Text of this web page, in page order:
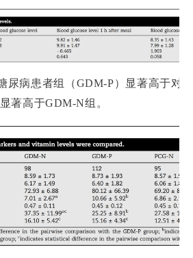
尿病患者组（GDM-P） 显著高于对
著高于GDM-N组。